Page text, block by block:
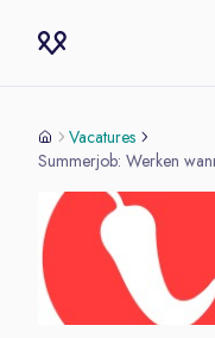
Vacatures
Summerjob: Werken